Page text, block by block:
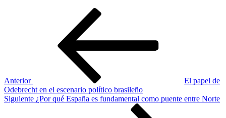
Anterior
El papel de
Odebrecht en el escenario político brasileño
Siguiente
Siguiente ¿Por qué España es fundamental como puente entre Norte